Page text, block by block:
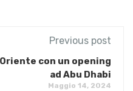
Previous post
con un opening
ad Abu Dhabi
Maggio 14, 2024